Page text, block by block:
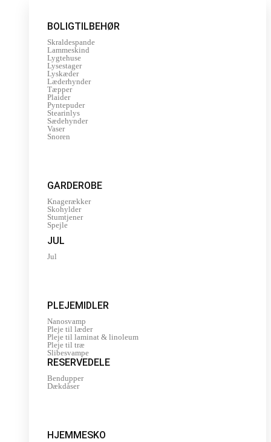
BOLIGTILBEHØR
Skraldespande
Lammeskind
Lygtehuse
Lysestager
Lyskæder
Læderhynder
Tæpper
Plaider
Pyntepuder
Stearinlys
Sædehynder
Vaser
Snoren
GARDEROBE
Knagerækker
Skohylder
Stumtjener
Spejle
JUL
Jul
PLEJEMIDLER
Nanosvamp
Pleje til læder
Pleje til laminat & linoleum
Pleje til træ
Slibesvampe
RESERVEDELE
Bendupper
Dækdåser
HJEMMESKO